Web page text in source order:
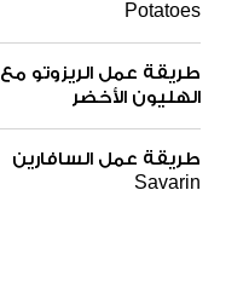
Potatoes
طريقة عمل الريزوتو مع
الهليون الأخضر
طريقة عمل السافارين
Savarin